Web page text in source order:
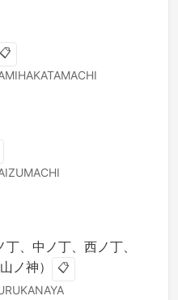
📋
、中ノ丁、西ノ丁、
ノ神）
📋